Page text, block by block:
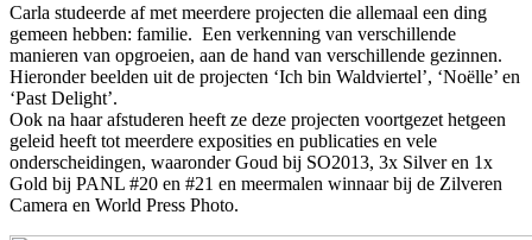
Carla studeerde af met meerdere projecten die allemaal een ding
gemeen hebben: familie. Een verkenning van verschillende
manieren van opgroeien, aan de hand van verschillende gezinnen.
Hieronder beelden uit de projecten ‘Ich bin Waldviertel’, ‘Noëlle’ en
‘Past Delight’.
Ook na haar afstuderen heeft ze deze projecten voortgezet hetgeen
geleid heeft tot meerdere exposities en publicaties en vele
onderscheidingen, waaronder Goud bij SO2013, 3x Silver en 1x
Gold bij PANL #20 en #21 en meermalen winnaar bij de Zilveren
Camera en World Press Photo.